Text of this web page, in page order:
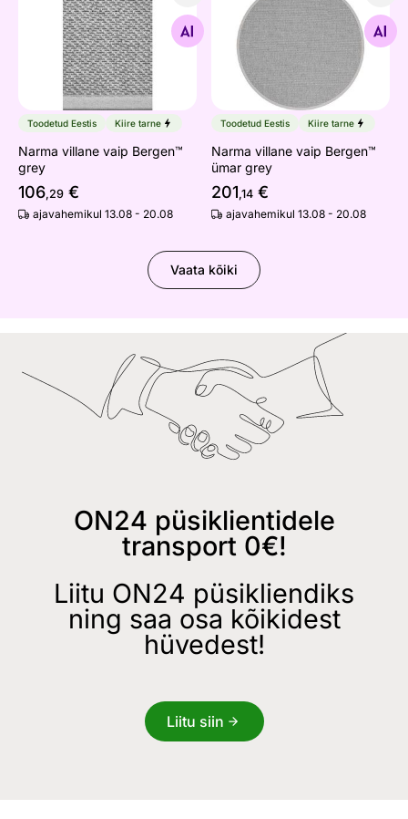
Narma villane vaip Bergen™ grey
Otsi sarnaseid
Toodetud Eestis Kiire tarne
Narma villane vaip Bergen™
grey
106,29 €
ajavahemikul 13.08 - 20.08
Narma villane vaip Bergen™
Otsi sarnaseid
Toodetud Eestis Kiire tarne
Narma villane vaip Bergen™
ümar grey
201,14 €
ajavahemikul 13.08 - 20.08
Vaata kõiki
ON24 püsiklientidele
transport 0€!
Liitu ON24 püsikliendiks
ning saa osa kõikidest
hüvedest!
Liitu siin